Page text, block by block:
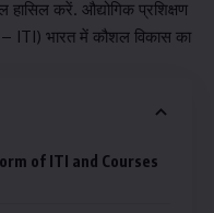
करें. औद्योगिक प्रशिक्षण
भारत में कौशल विकास का
of ITI and Courses